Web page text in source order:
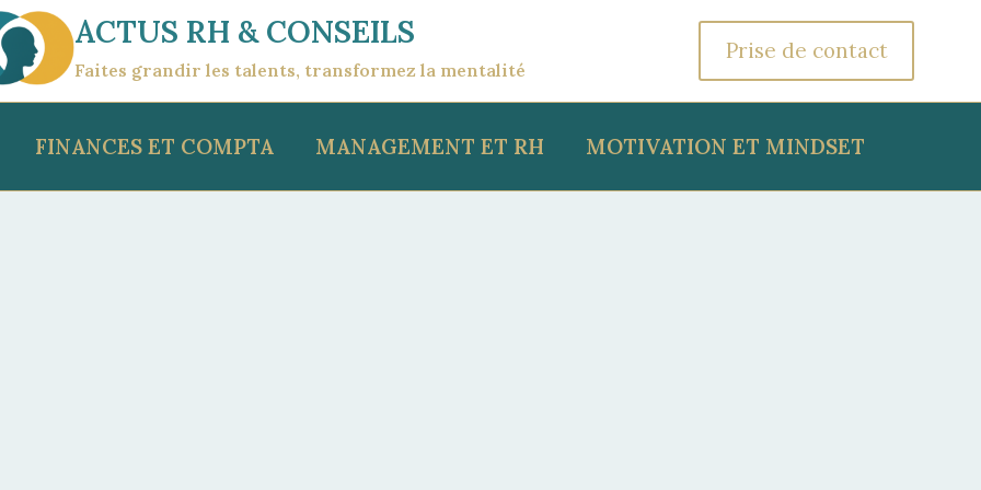
ACTUS RH & CONSEILS
Faites grandir les talents, transformez la mentalité
Prise de contact
FINANCES ET COMPTA MANAGEMENT ET RH MOTIVATION ET MINDSET